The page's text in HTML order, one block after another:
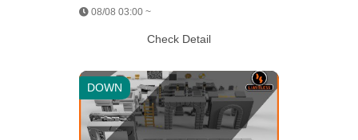
08/08 03:00 ~
Check Detail
DOWN
Jump AssetStore